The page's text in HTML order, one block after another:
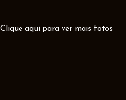
Clique aqui para ver mais fotos